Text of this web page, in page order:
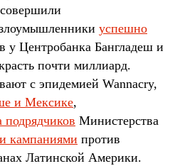
успешно
у Центробанка Бангладеш и
почти миллиард.
с эпидемией Wannacry,
и Мексике,
подрядчиков Министерства
кампаниями против
Латинской Америки.